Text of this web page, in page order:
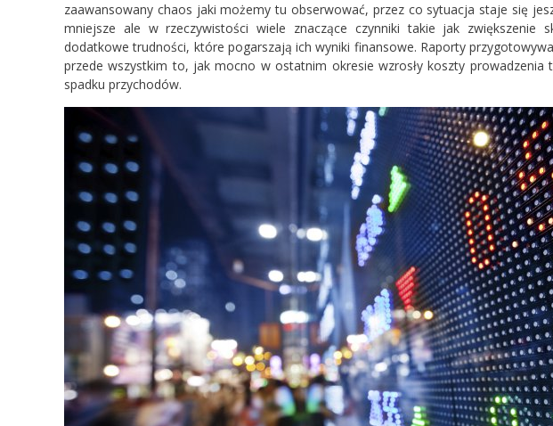
zaawansowany chaos jaki możemy tu obserwować, przez co sytuacja staje się
mniejsze ale w rzeczywistości wiele znaczące czynniki takie jak zwiększenie
dodatkowe trudności, które pogarszają ich wyniki finansowe. Raporty
przede wszystkim to, jak mocno w ostatnim okresie wzrosły koszty prowadzenia
spadku przychodów.